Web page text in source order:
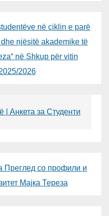
në ciklin e parë
njësitë akademike të
në Shkup për vitin
2026
| Анкета за Студенти
Преглед со профили и
Мајка Тереза